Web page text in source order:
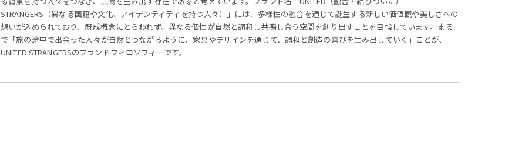
STRANGERS（異なる国籍や文化、アイデンティティを持つ人々）」には、多様性の融合を通じて誕生する新しい価値観や美しさへの
想いが込められており、既成概念にとらわれず、異なる個性が自然と調和し共鳴し合う空間を創り出すことを目指しています。まる
で「旅の途中で出会った人々が自然とつながるように、家具やデザインを通じて、調和と創造の喜びを生み出していく」ことが、
UNITED STRANGERSのブランドフィロソフィーです。